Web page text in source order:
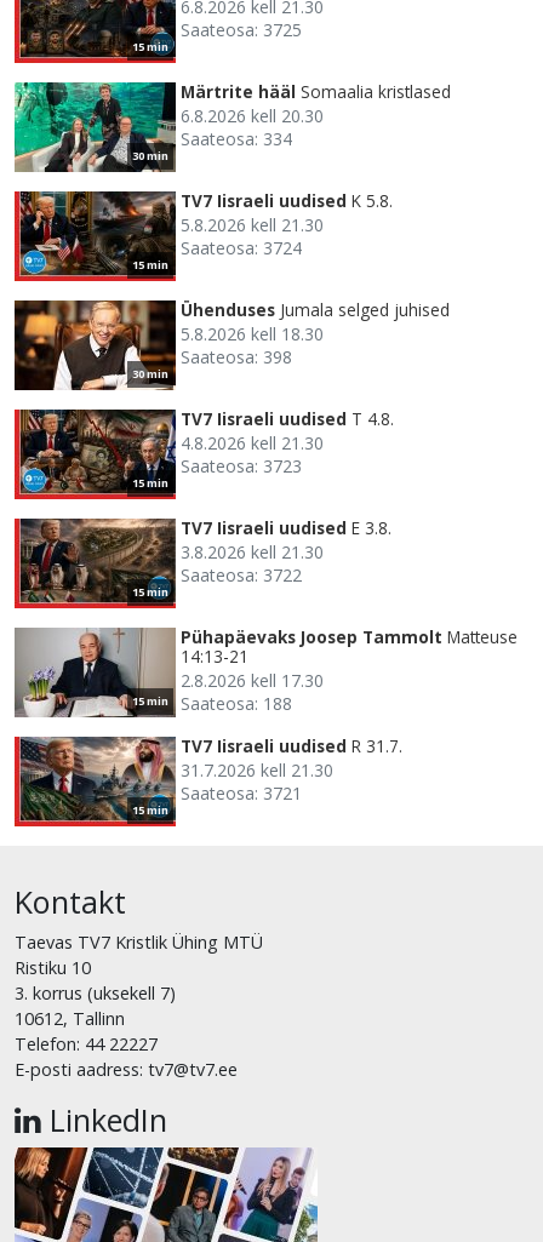
15 min
6.8.2026 kell 21.30
Saateosa: 3725
30 min
Märtrite hääl Somaalia kristlased
6.8.2026 kell 20.30
Saateosa: 334
15 min
TV7 Iisraeli uudised K 5.8.
5.8.2026 kell 21.30
Saateosa: 3724
30 min
Ühenduses Jumala selged juhised
5.8.2026 kell 18.30
Saateosa: 398
15 min
TV7 Iisraeli uudised T 4.8.
4.8.2026 kell 21.30
Saateosa: 3723
15 min
TV7 Iisraeli uudised E 3.8.
3.8.2026 kell 21.30
Saateosa: 3722
15 min
Pühapäevaks Joosep Tammolt Matteuse
14:13-21
2.8.2026 kell 17.30
Saateosa: 188
15 min
TV7 Iisraeli uudised R 31.7.
31.7.2026 kell 21.30
Saateosa: 3721
Kontakt
Taevas TV7 Kristlik Ühing MTÜ
Ristiku 10
3. korrus (uksekell 7)
10612, Tallinn
Telefon: 44 22227
E-posti aadress: tv7@tv7.ee
LinkedIn